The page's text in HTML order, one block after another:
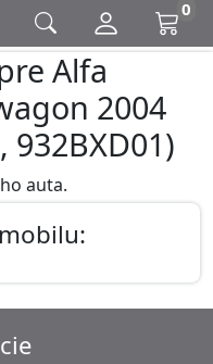
0
Alfa
2004
932BXD01)
auta.